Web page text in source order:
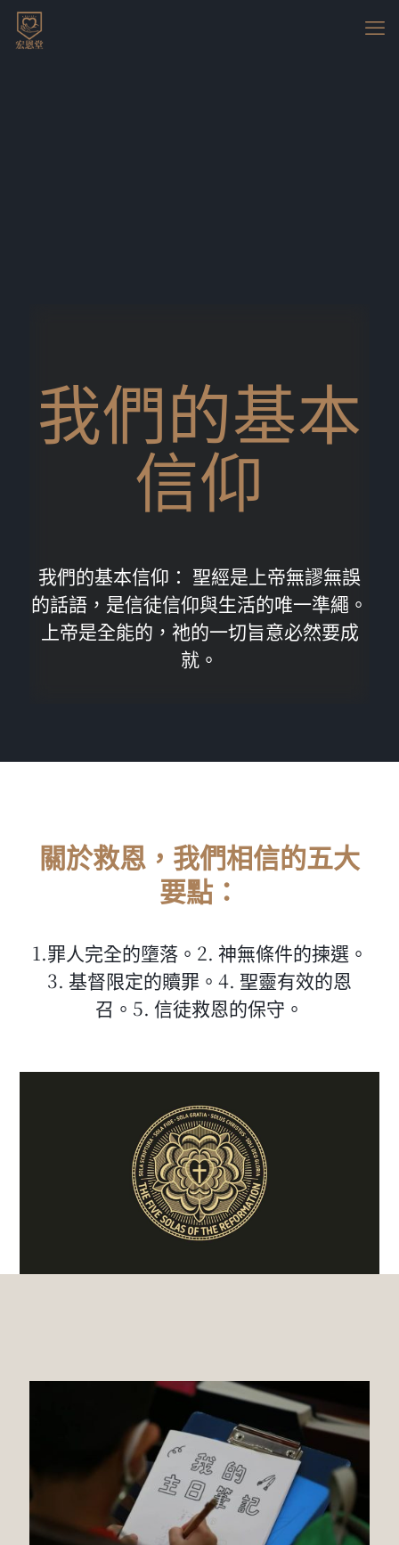
我們的基本
信仰
我們的基本信仰： 聖經是上帝無謬無誤
的話語，是信徒信仰與生活的唯一準繩。
上帝是全能的，祂的一切旨意必然要成
就。
關於救恩，我們相信的五大
要點：
1.罪人完全的墮落。2. 神無條件的揀選。
3. 基督限定的贖罪。4. 聖靈有效的恩
召。5. 信徒救恩的保守。